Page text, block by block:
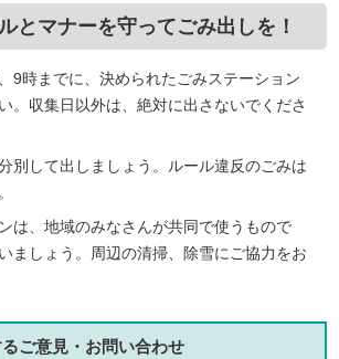
マナーを守ってごみ出しを！
9時までに、決められたごみステーション
。収集日以外は、絶対に出さないでくださ
別して出しましょう。ルール違反のごみは
は、地域のみなさんが共同で使うもので
ましょう。周辺の清掃、除雪にご協力をお
ご意見・お問い合わせ